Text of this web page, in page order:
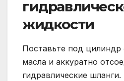
жидкости
Поставьте под цилиндр
масла и аккуратно
гидравлические